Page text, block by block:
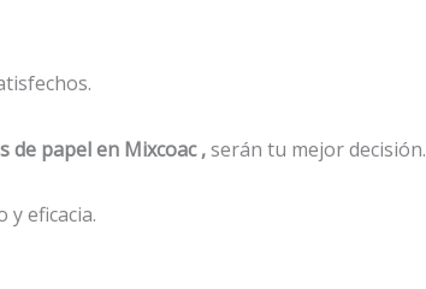
de papelen Mixcoac ,serán tu mejor decisión.
eficacia.